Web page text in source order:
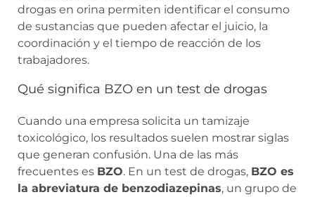
drogas en orina permiten identificar el consumo
de sustancias que pueden afectar el juicio, la
coordinación y el tiempo de reacción de los
trabajadores.
Qué significa BZO en un test de drogas
Cuando una empresa solicita un tamizaje
toxicológico, los resultados suelen mostrar siglas
que generan confusión. Una de las más
frecuentes es BZO. En un test de drogas, BZO es
la abreviatura de benzodiazepinas, un grupo de